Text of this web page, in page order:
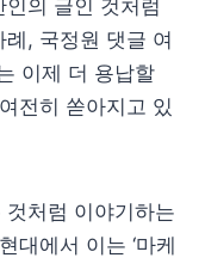
의 글인 것처럼
, 국정원 댓글 여
이제 더 용납할
전히 쏟아지고 있
처럼 이야기하는
대에서 이는 ‘마케